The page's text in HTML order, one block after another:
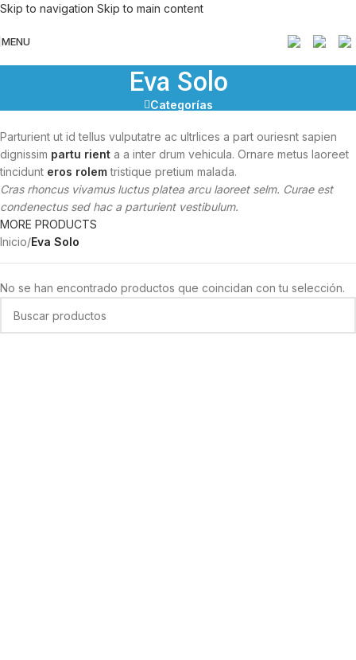
Skip to navigation Skip to main content
MENU
Eva Solo
Categorías
Parturient ut id tellus vulputatre ac ultrlices a part ouriesnt sapien
dignissim partu rient a a inter drum vehicula. Ornare metus laoreet
tincidunt eros rolemtristique pretium malada.
Cras rhoncus vivamus luctus platea arcu laoreet selm. Curae est
condenectus sed hac a parturient vestibulum.
MORE PRODUCTS
Inicio/Eva Solo
No se han encontrado productos que coincidan con tu selección.